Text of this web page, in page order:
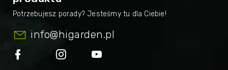
info@higarden.pl